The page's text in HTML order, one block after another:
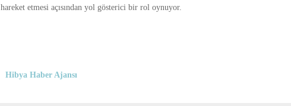
hareket etmesi açısından yol gösterici bir rol oynuyor.
Hibya Haber Ajansı